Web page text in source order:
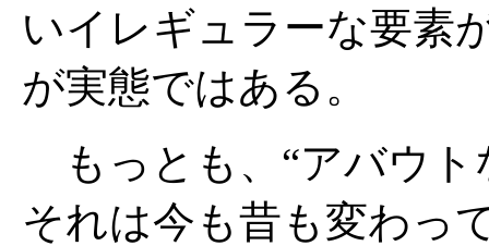
いイレギュラーな要素
が実態ではある。
もっとも、“アバウト
それは今も昔も変わっ